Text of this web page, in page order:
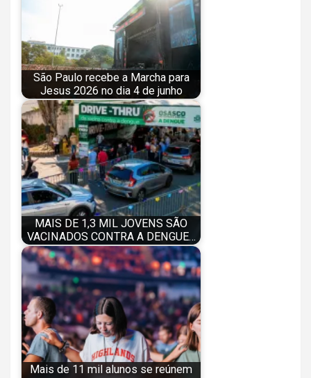
São Paulo recebe a Marcha para
Jesus 2026 no dia 4 de junho
MAIS DE 1,3 MIL JOVENS SÃO
VACINADOS CONTRA A DENGUE…
Mais de 11 mil alunos se reúnem